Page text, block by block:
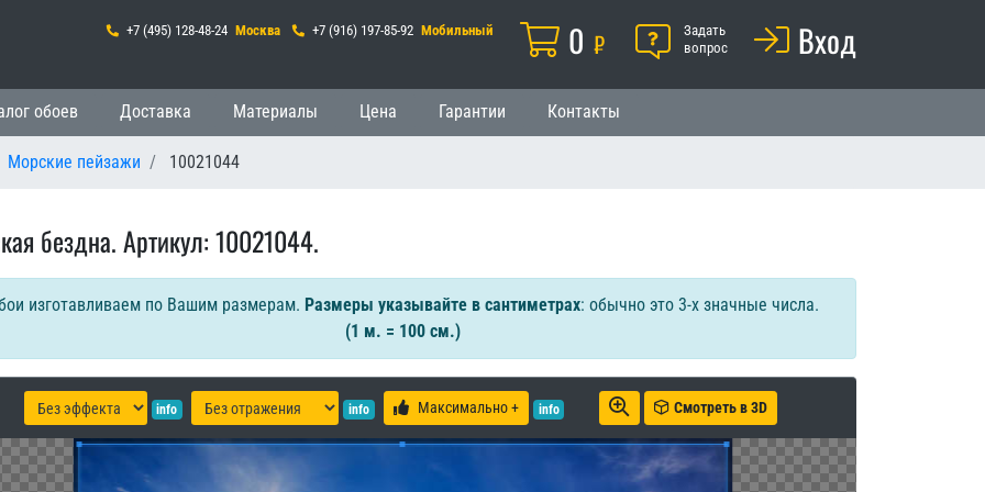
+7 (495) 128-48-24 Москва +7 (916) 197-85-92 Мобильный Корзина
0 ₽ ПомощьЗадать
вопрос
Вход
обоев Доставка Материалы Цена Гарантии Контакты
Морские пейзажи 10021044
бездна. Артикул: 10021044.
изготавливаем по Вашим размерам. Размеры указывайте в сантиметрах: обычно это 3-х значные числа.
(1 м. = 100 см.)
info info Максимально + info Смотреть в 3D